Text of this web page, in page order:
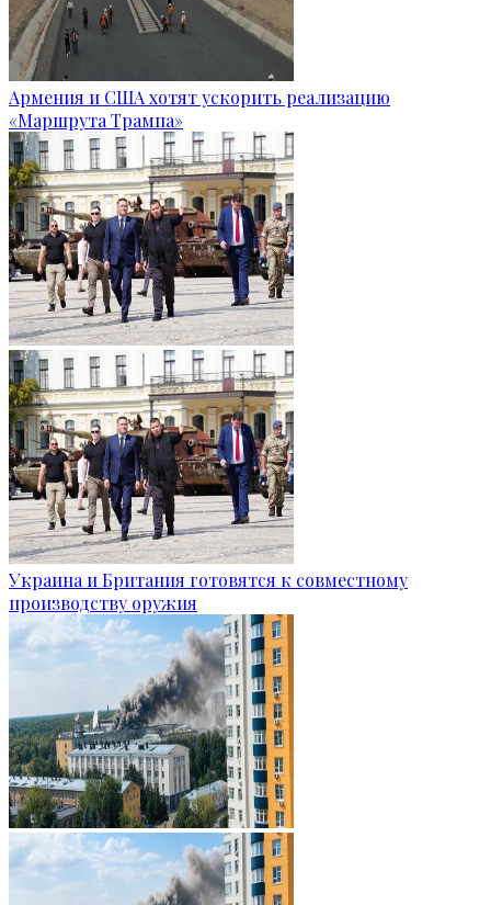
Армения и США хотят ускорить реализацию
«Маршрута Трампа»
Украина и Британия готовятся к совместному
производству оружия